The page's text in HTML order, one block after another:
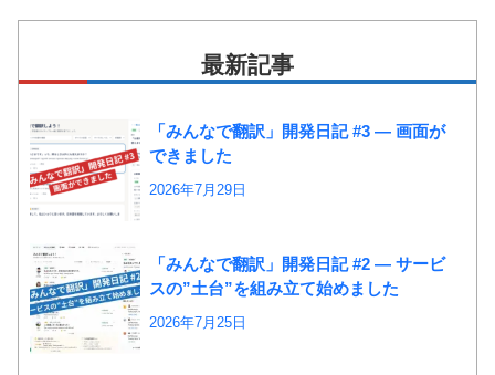
最新記事
「みんなで翻訳」開発日記 #3 ― 画面が
できました
2026年7月29日
「みんなで翻訳」開発日記 #2 ― サービ
スの”土台”を組み立て始めました
2026年7月25日